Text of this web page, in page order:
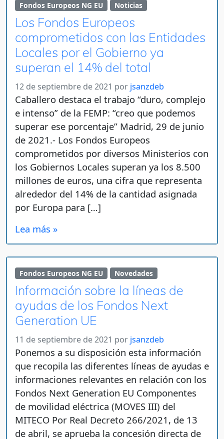
Fondos Europeos NG EU Noticias
Los Fondos Europeos
comprometidos con las Entidades
Locales por el Gobierno ya
superan el 14% del total
12 de septiembre de 2021 por jsanzdeb
Caballero destaca el trabajo “duro, complejo
e intenso” de la FEMP: “creo que podemos
superar ese porcentaje” Madrid, 29 de junio
de 2021.- Los Fondos Europeos
comprometidos por diversos Ministerios con
los Gobiernos Locales superan ya los 8.500
millones de euros, una cifra que representa
alrededor del 14% de la cantidad asignada
por Europa para […]
Lea más »
Fondos Europeos NG EU Novedades
Información sobre la líneas de
ayudas de los Fondos Next
Generation UE
11 de septiembre de 2021 por jsanzdeb
Ponemos a su disposición esta información
que recopila las diferentes líneas de ayudas e
informaciones relevantes en relación con los
Fondos Next Generation EU Componentes
de movilidad eléctrica (MOVES III) del
MITECO Por Real Decreto 266/2021, de 13
de abril, se aprueba la concesión directa de